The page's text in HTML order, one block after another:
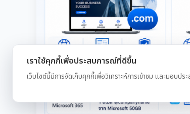
เราใช้คุกกี้เพื่อประสบการณ์ที่ดีขึ้น
เว็บไซต์นี้มีการจัดเก็บคุกกี้เพื่อวิเคราะห์การเข้าชม และมอบป